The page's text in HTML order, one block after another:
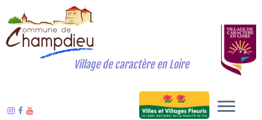
Village de caractère en Loire